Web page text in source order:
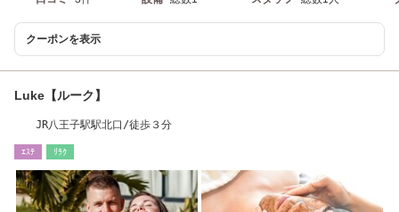
クーポンを表示
Luke【ルーク】
JR八王子駅駅北口/徒歩３分
ｴｽﾃ ﾘﾗｸ